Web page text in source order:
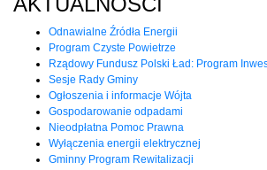
Odnawialne Źródła Energii
Program Czyste Powietrze
Rządowy Fundusz Polski Ład: Program
Sesje Rady Gminy
Ogłoszenia i informacje Wójta
Gospodarowanie odpadami
Nieodpłatna Pomoc Prawna
Wyłączenia energii elektrycznej
Gminny Program Rewitalizacji